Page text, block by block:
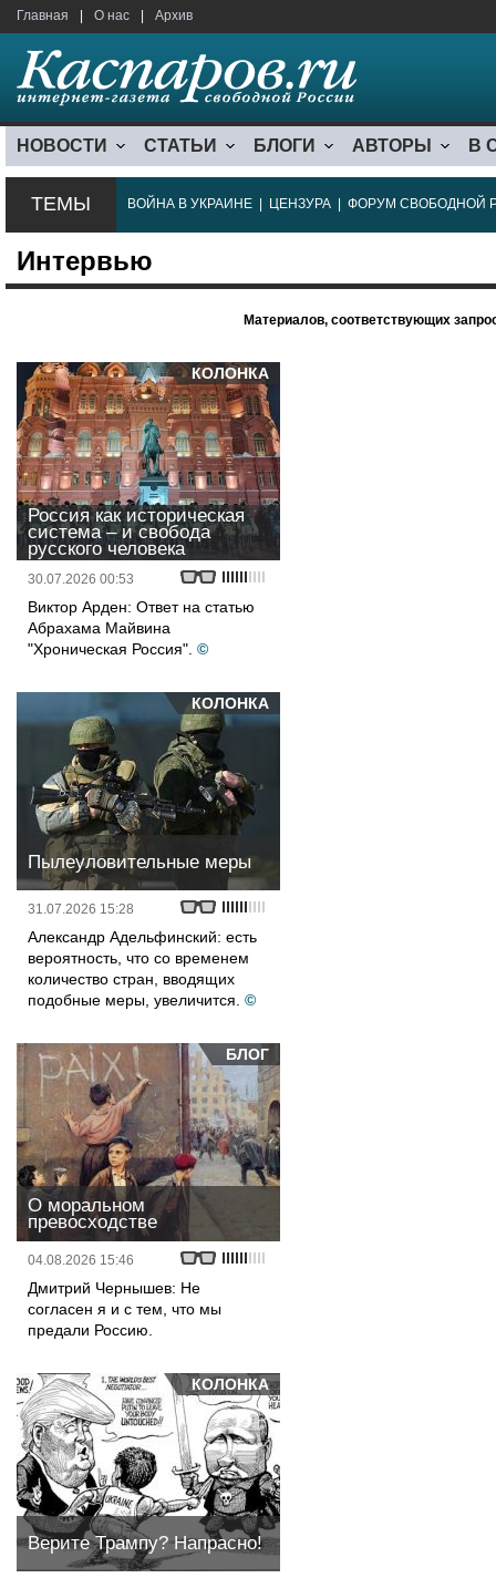
Главная О нас Архив
НОВОСТИ СТАТЬИ БЛОГИ АВТОРЫ В
ТЕМЫ ВОЙНА В УКРАИНЕ ЦЕНЗУРА ФОРУМ СВОБОДНОЙ
Интервью
Материалов, соответствующих
КОЛОНКА
Россия как историческая
система – и свобода
русского человека
30.07.2026 00:53
Виктор Арден: Ответ на статью
Абрахама Майвина
"Хроническая Россия". ©
КОЛОНКА
Пылеуловительные меры
31.07.2026 15:28
Александр Адельфинский: есть
вероятность, что со временем
количество стран, вводящих
подобные меры, увеличится. ©
БЛОГ
О моральном
превосходстве
04.08.2026 15:46
Дмитрий Чернышев: Не
согласен я и с тем, что мы
предали Россию.
КОЛОНКА
Верите Трампу? Напрасно!